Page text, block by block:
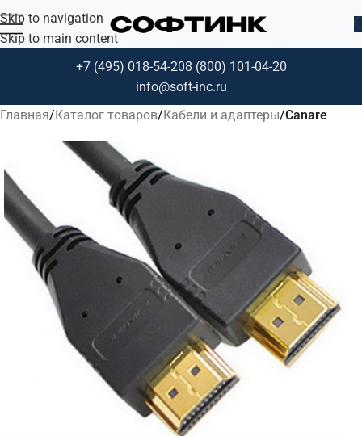
Skip to navigation
Skip to main content
+7 (495) 018-54-208 (800) 101-04-20
info@soft-inc.ru
Главная Каталог товаров Кабели и адаптеры Canare